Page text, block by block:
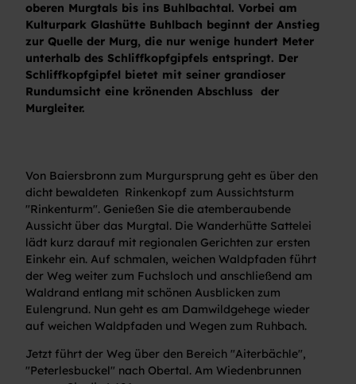
oberen Murgtals bis ins Buhlbachtal. Vorbei am
Kulturpark Glashütte Buhlbach beginnt der Anstieg
zur Quelle der Murg, die nur wenige hundert Meter
unterhalb des Schliffkopfgipfels entspringt. Der
Schliffkopfgipfel bietet mit seiner grandioser
Rundumsicht eine krönenden Abschluss der
Murgleiter.
Von Baiersbronn zum Murgursprung geht es über den
dicht bewaldeten Rinkenkopf zum Aussichtsturm
"Rinkenturm". Genießen Sie die atemberaubende
Aussicht über das Murgtal. Die Wanderhütte Sattelei
lädt kurz darauf mit regionalen Gerichten zur ersten
Einkehr ein. Auf schmalen, weichen Waldpfaden führt
der Weg weiter zum Fuchsloch und anschließend am
Waldrand entlang mit schönen Ausblicken zum
Eulengrund. Nun geht es am Damwildgehege wieder
auf weichen Waldpfaden und Wegen zum Ruhbach.
Jetzt führt der Weg über den Bereich "Aiterbächle",
"Peterlesbuckel" nach Obertal. Am Wiedenbrunnen